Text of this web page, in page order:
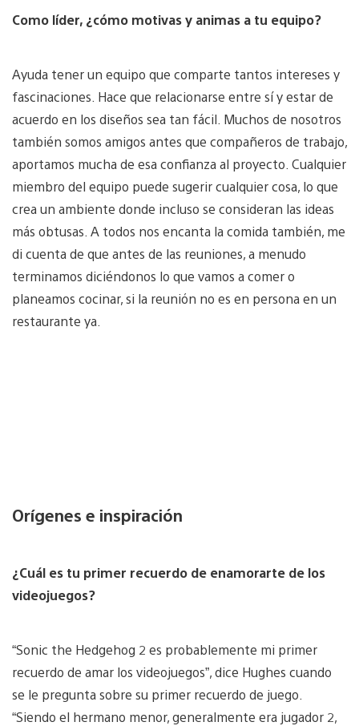
Como líder, ¿cómo motivas y animas a tu equipo?
Ayuda tener un equipo que comparte tantos intereses y
fascinaciones. Hace que relacionarse entre sí y estar de
acuerdo en los diseños sea tan fácil. Muchos de nosotros
también somos amigos antes que compañeros de trabajo,
aportamos mucha de esa confianza al proyecto. Cualquier
miembro del equipo puede sugerir cualquier cosa, lo que
crea un ambiente donde incluso se consideran las ideas
más obtusas. A todos nos encanta la comida también, me
di cuenta de que antes de las reuniones, a menudo
terminamos diciéndonos lo que vamos a comer o
planeamos cocinar, si la reunión no es en persona en un
restaurante ya.
Orígenes e inspiración
¿Cuál es tu primer recuerdo de enamorarte de los
videojuegos?
“Sonic the Hedgehog 2 es probablemente mi primer
recuerdo de amar los videojuegos”, dice Hughes cuando
se le pregunta sobre su primer recuerdo de juego.
“Siendo el hermano menor, generalmente era jugador 2,